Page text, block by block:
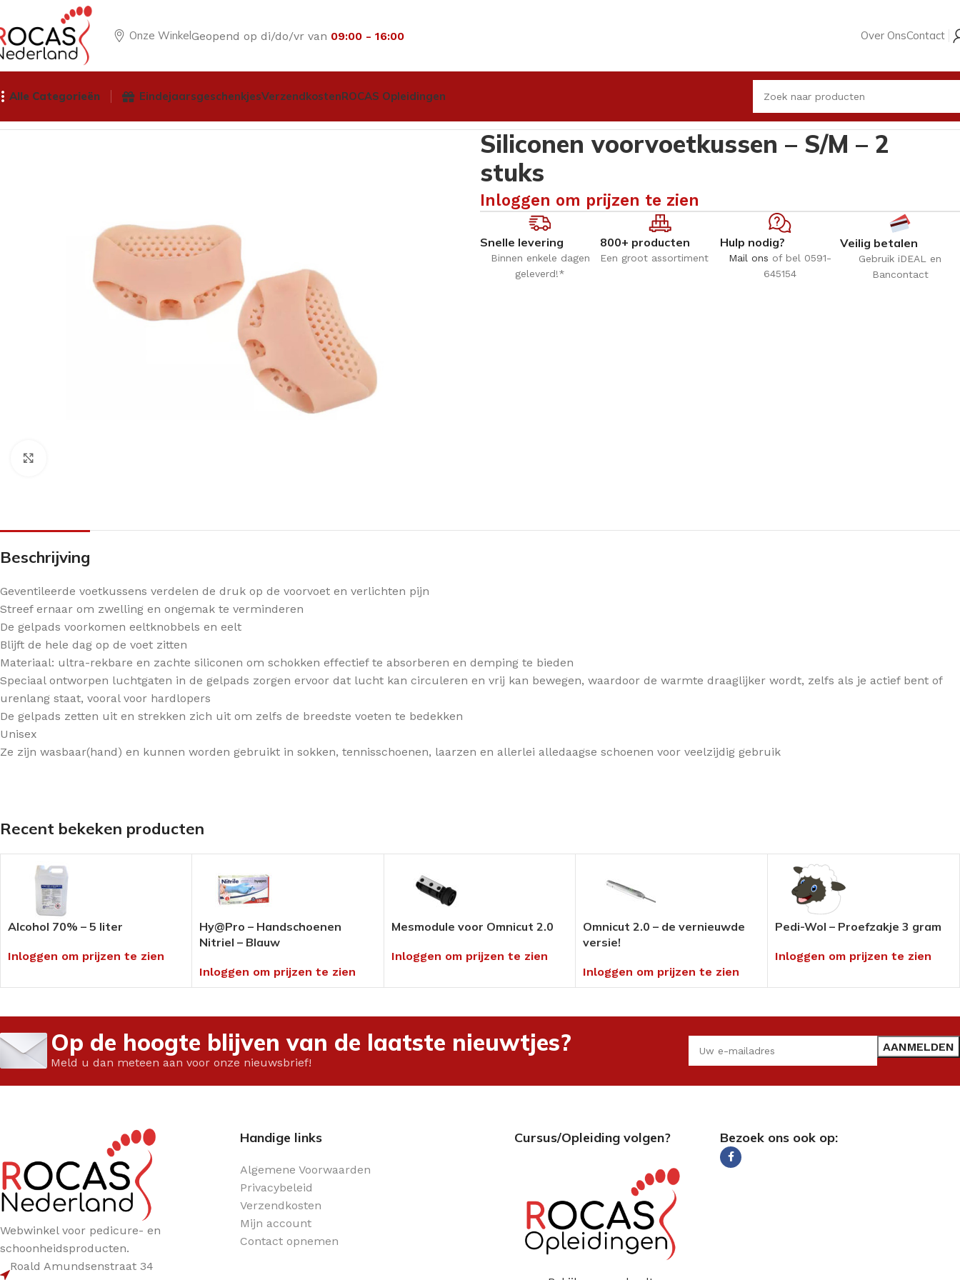
Onze WinkelGeopend op di/do/vr van 09:00 - 16:00 Over OnsContact
Alle Categorieën
ANTI-DRUK MIDDELEN
Pedi-Wol
Siliconen
Ortheses
Overige drukvrij /
Keramische- &
RVS & Tungsten
Polijsten
Slijpkapjes & Houders
CRÈMES
Laufwunder
Gehwol
OVERIG PEDICURE
Anti-transpiratie
Screenen /
Paraffine
Wondbehandeling
Verpakkingsmaterialen &
Voor in uw salon of ambulant
EindejaarsgeschenkjesVerzendkostenROCAS Opleidingen
Siliconen voorvoetkussen – S/M – 2
stuks
Inloggen om prijzen te zien
Snelle levering
Binnen enkele dagen
geleverd!*
800+ producten
Een groot assortiment
Hulp nodig?
Mail ons of bel 0591-
645154
Veilig betalen
Gebruik iDEAL en
Bancontact
Beschrijving
Geventileerde voetkussens verdelen de druk op de voorvoet en verlichten pijn
Streef ernaar om zwelling en ongemak te verminderen
De gelpads voorkomen eeltknobbels en eelt
Blijft de hele dag op de voet zitten
Materiaal: ultra-rekbare en zachte siliconen om schokken effectief te absorberen en demping te bieden
Speciaal ontworpen luchtgaten in de gelpads zorgen ervoor dat lucht kan circuleren en vrij kan bewegen, waardoor de warmte draaglijker wordt, zelfs als je actief bent of
urenlang staat, vooral voor hardlopers
De gelpads zetten uit en strekken zich uit om zelfs de breedste voeten te bedekken
Unisex
Ze zijn wasbaar(hand) en kunnen worden gebruikt in sokken, tennisschoenen, laarzen en allerlei alledaagse schoenen voor veelzijdig gebruik
Recent bekeken producten
Alcohol 70% – 5 liter
Inloggen om prijzen te zien
Hy@Pro – Handschoenen
Nitriel – Blauw
Inloggen om prijzen te zien
Mesmodule voor Omnicut 2.0
Inloggen om prijzen te zien
Omnicut 2.0 – de vernieuwde
versie!
Inloggen om prijzen te zien
Pedi-Wol – Proefzakje 3 gram
Inloggen om prijzen te zien
Op de hoogte blijven van de laatste nieuwtjes?
Meld u dan meteen aan voor onze nieuwsbrief!
Webwinkel voor pedicure- en
schoonheidsproducten.
Roald Amundsenstraat 34
Handige links
Algemene Voorwaarden
Privacybeleid
Verzendkosten
Mijn account
Contact opnemen
Cursus/Opleiding volgen? Bezoek ons ook op: